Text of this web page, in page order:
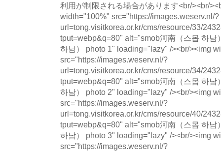
利用が制限される場合があります<br/><br/
width="100%" src="https://images.weserv.nl/?
url=tong.visitkorea.or.kr/cms/resource/33/
tput=webp&q=80" alt="smob河南（스몹 하
하남） photo 1" loading="lazy" /><br/><img
src="https://images.weserv.nl/?
url=tong.visitkorea.or.kr/cms/resource/34/
tput=webp&q=80" alt="smob河南（스몹 하
하남） photo 2" loading="lazy" /><br/><img
src="https://images.weserv.nl/?
url=tong.visitkorea.or.kr/cms/resource/40/
tput=webp&q=80" alt="smob河南（스몹 하
하남） photo 3" loading="lazy" /><br/><img
src="https://images.weserv.nl/?